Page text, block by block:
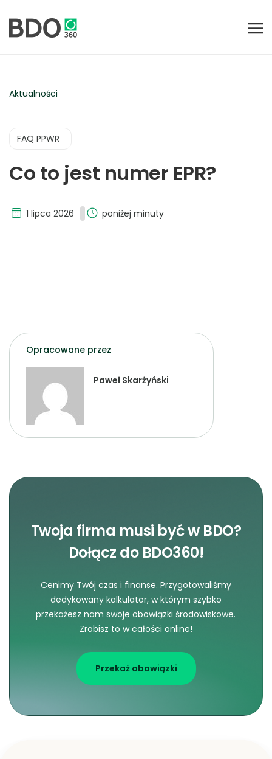
Aktualności
FAQ PPWR
Co to jest numer EPR?
1 lipca 2026 poniżej minuty
Opracowane przez
Paweł Skarżyński
Twoja firma musi być w BDO?
Dołącz do BDO360!
Cenimy Twój czas i finanse. Przygotowaliśmy
dedykowany kalkulator, w którym szybko
przekażesz nam swoje obowiązki środowiskowe.
Zrobisz to w całości online!
Przekaż obowiązki